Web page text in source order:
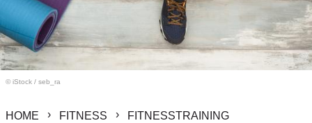
© iStock / seb_ra
HOME FITNESS FITNESSTRAINING